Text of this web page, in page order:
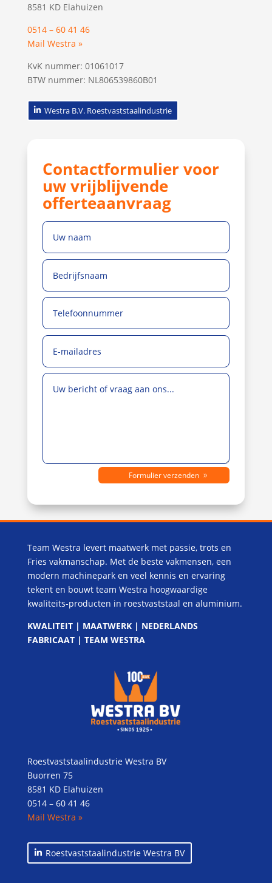
8581 KD Elahuizen
0514 – 60 41 46
Mail Westra »
KvK nummer: 01061017
BTW nummer: NL806539860B01
Westra B.V. Roestvaststaalindustrie
Contactformulier voor
uw vrijblijvende
offerteaanvraag
Formulier verzenden
Team Westra levert maatwerk met passie, trots en
Fries vakmanschap. Met de beste vakmensen, een
modern machinepark en veel kennis en ervaring
tekent en bouwt team Westra hoogwaardige
kwaliteits-producten in roestvaststaal en aluminium.
KWALITEIT | MAATWERK | NEDERLANDS
FABRICAAT | TEAM WESTRA
Roestvaststaalindustrie Westra BV
Buorren 75
8581 KD Elahuizen
0514 – 60 41 46
Mail Westra »
Roestvaststaalindustrie Westra BV